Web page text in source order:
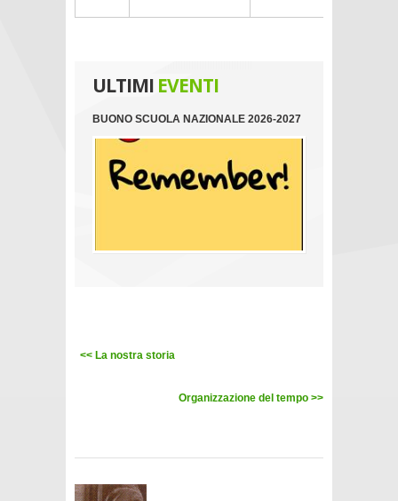
ULTIMI EVENTI
BUONO SCUOLA NAZIONALE 2026-2027
<< La nostra storia
Organizzazione del tempo >>